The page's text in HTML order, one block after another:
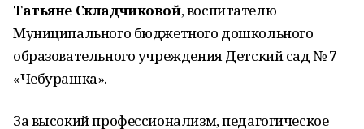
Татьяне Складчиковой, воспитателю
Муниципального бюджетного дошкольного
образовательного учреждения Детский сад № 7
«Чебурашка».
За высокий профессионализм, педагогическое